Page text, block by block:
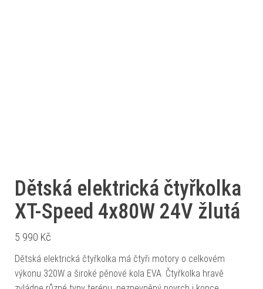
Dětská elektrická čtyřkolka
XT-Speed 4x80W 24V žlutá
5 990 Kč
Dětská elektrická čtyřkolka má čtyři motory o celkovém
výkonu 320W a široké pěnové kola EVA. Čtyřkolka hravě